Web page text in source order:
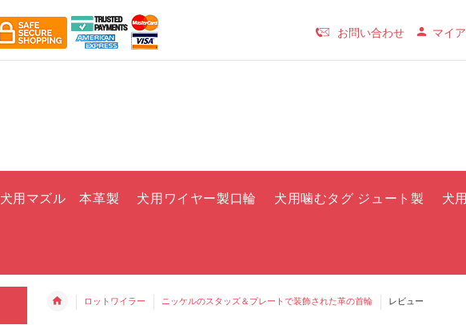
お問い合わせ マイ
犬用マズル 本革製 犬用ワイヤー製口輪 犬用噛むタグ ジュート製 犬
ロットワイラー ニッケルのスタッズ＆プレートで装飾された革の首輪 レビュー